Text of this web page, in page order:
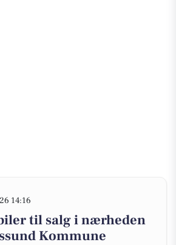
14:16
til salg i nærheden
Kommune